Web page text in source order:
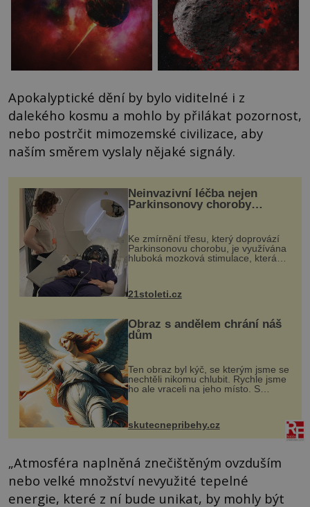
Apokalyptické dění by bylo viditelné i z
dalekého kosmu a mohlo by přilákat pozornost,
nebo postrčit mimozemské civilizace, aby
naším směrem vyslaly nějaké signály.
Neinvazivní léčba nejen
Parkinsonovy choroby
Ke zmírnění třesu, který doprovází
Parkinsonovu chorobu, je využívána
hluboká mozková stimulace, která
však vyžaduje vysoce invazivní
k dostatečně přesnému zacílení ...
21stoleti.cz
Obraz s andělem chrání náš
dům
Ten obraz byl kýč, se kterým jsme se
nechtěli nikomu chlubit. Rychle jsme
ho ale vraceli na jeho místo. S
manželem Vaškem jsme si pořídili
chaloupku, takový domek na severu
Čech, kde jsme si naplánova...
skutecnepribehy.cz
„Atmosféra naplněná znečištěným ovzduším
nebo velké množství nevyužité tepelné
energie, které z ní bude unikat, by mohly být